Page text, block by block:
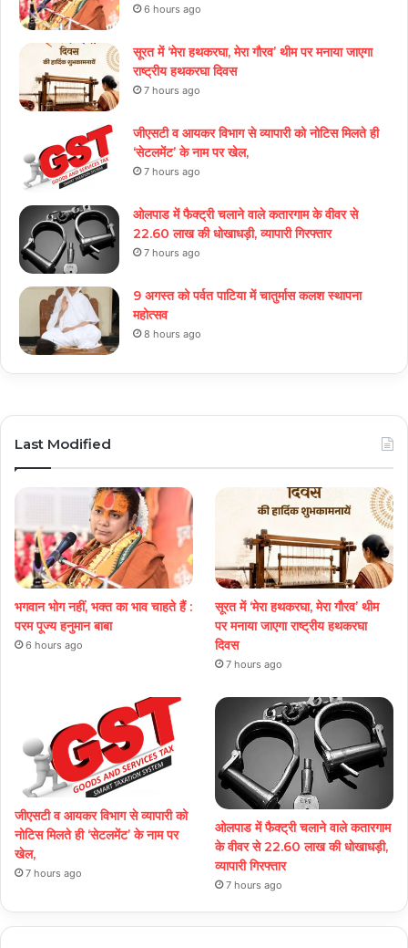
6 hours ago
सूरत में ‘मेरा हथकरघा, मेरा गौरव’ थीम पर मनाया जाएगा
राष्ट्रीय हथकरघा दिवस
7 hours ago
जीएसटी व आयकर विभाग से व्यापारी को नोटिस मिलते ही
‘सेटलमेंट’ के नाम पर खेल,
7 hours ago
ओलपाड में फैक्ट्री चलाने वाले कतारगाम के वीवर से
22.60 लाख की धोखाधड़ी, व्यापारी गिरफ्तार
7 hours ago
9 अगस्त को पर्वत पाटिया में चातुर्मास कलश स्थापना
महोत्सव
8 hours ago
Last Modified
भगवान भोग नहीं, भक्त का भाव चाहते हैं :
परम पूज्य हनुमान बाबा
6 hours ago
सूरत में ‘मेरा हथकरघा, मेरा गौरव’ थीम
पर मनाया जाएगा राष्ट्रीय हथकरघा
दिवस
7 hours ago
जीएसटी व आयकर विभाग से व्यापारी को
नोटिस मिलते ही ‘सेटलमेंट’ के नाम पर
खेल,
7 hours ago
ओलपाड में फैक्ट्री चलाने वाले कतारगाम
के वीवर से 22.60 लाख की धोखाधड़ी,
व्यापारी गिरफ्तार
7 hours ago